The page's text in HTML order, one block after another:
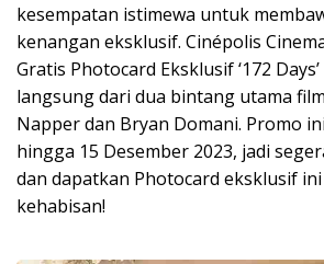
kesempatan istimewa untuk
kenangan eksklusif. Cinépolis
Gratis Photocard Eksklusif ‘172
langsung dari dua bintang utama
Napper dan Bryan Domani. Promo
hingga 15 Desember 2023, jadi
dan dapatkan Photocard eksklusif
kehabisan!